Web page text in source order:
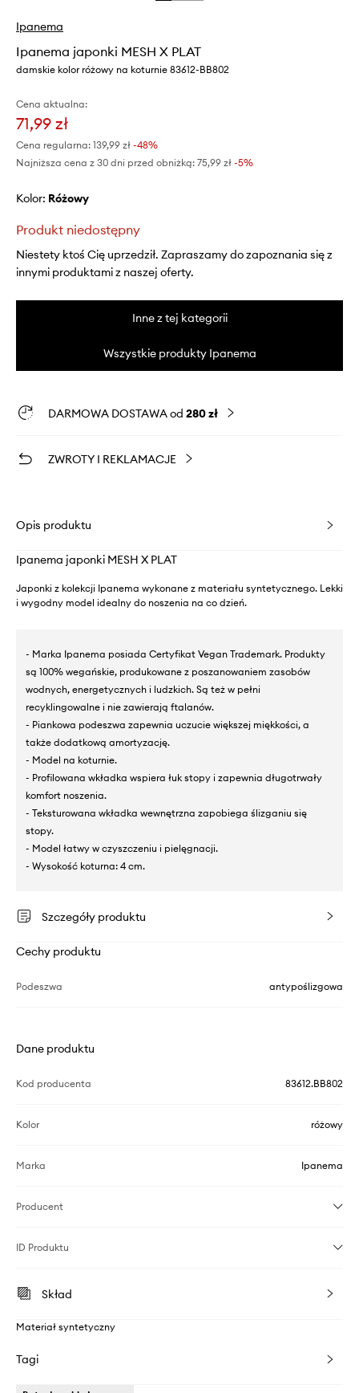
Ipanema
Ipanema japonki MESH X PLAT
damskie kolor różowy na koturnie 83612-BB802
Cena aktualna:
71,99 zł
Cena regularna: 139,99 zł -48%
Najniższa cena z 30 dni przed obniżką: 75,99 zł -5%
Kolor: różowy
Produkt niedostępny
Niestety ktoś Cię uprzedził. Zapraszamy do zapoznania się z
innymi produktami z naszej oferty.
Inne z tej kategorii
Wszystkie produkty Ipanema
DARMOWA DOSTAWA od 280 zł
ZWROTY I REKLAMACJE
Opis produktu
Ipanema japonki MESH X PLAT
Japonki z kolekcji Ipanema wykonane z materiału syntetycznego. Lekki
i wygodny model idealny do noszenia na co dzień.
- Marka Ipanema posiada Certyfikat Vegan Trademark. Produkty
są 100% wegańskie, produkowane z poszanowaniem zasobów
wodnych, energetycznych i ludzkich. Są też w pełni
recyklingowalne i nie zawierają ftalanów.
- Piankowa podeszwa zapewnia uczucie większej miękkości, a
także dodatkową amortyzację.
- Model na koturnie.
- Profilowana wkładka wspiera łuk stopy i zapewnia długotrwały
komfort noszenia.
- Teksturowana wkładka wewnętrzna zapobiega ślizganiu się
stopy.
- Model łatwy w czyszczeniu i pielęgnacji.
- Wysokość koturna: 4 cm.
Szczegóły produktu
Cechy produktu
Podeszwa antypoślizgowa
Dane produktu
Kod producenta 83612.BB802
Kolor różowy
Marka Ipanema
Producent
ID Produktu
Skład
Materiał syntetyczny
Tagi